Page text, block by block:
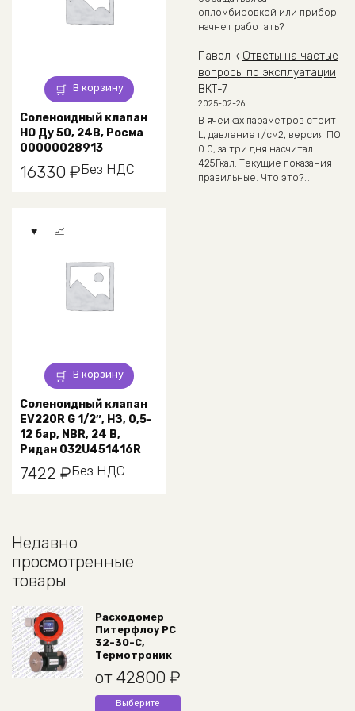
В корзину
Соленоидный клапан
НО Ду 50, 24В, Росма
00000028913
16330 ₽Без НДС
В корзину
Соленоидный клапан
EV220R G 1/2″, НЗ, 0,5-
12 бар, NBR, 24 В,
Ридан 032U451416R
7422 ₽Без НДС
Недавно
просмотренные
товары
Расходомер
Питерфлоу РС
32-30-С,
Термотроник
от 42800 ₽
Выберите
Этот
опломбировкой или прибор
начнет работать?
Павел к Ответы на частые
вопросы по эксплуатации
ВКТ-7
2025-02-26
В ячейках параметров стоит
L, давление г/см2, версия ПО
0.0, за три дня насчитал
425Гкал. Текущие показания
правильные. Что это?…